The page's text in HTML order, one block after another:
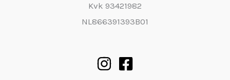
Kvk 93421982
NL866391393B01